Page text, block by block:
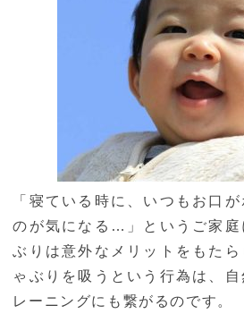
「寝ている時に、いつもお口
のが気になる…」というご家庭
ぶりは意外なメリットをもた
ゃぶりを吸うという行為は、
レーニングにも繋がるのです。